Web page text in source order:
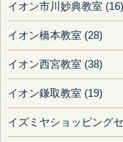
イオン市川妙典教室 (16)
イオン橋本教室 (28)
イオン西宮教室 (38)
イオン鎌取教室 (19)
イズミヤショッピング